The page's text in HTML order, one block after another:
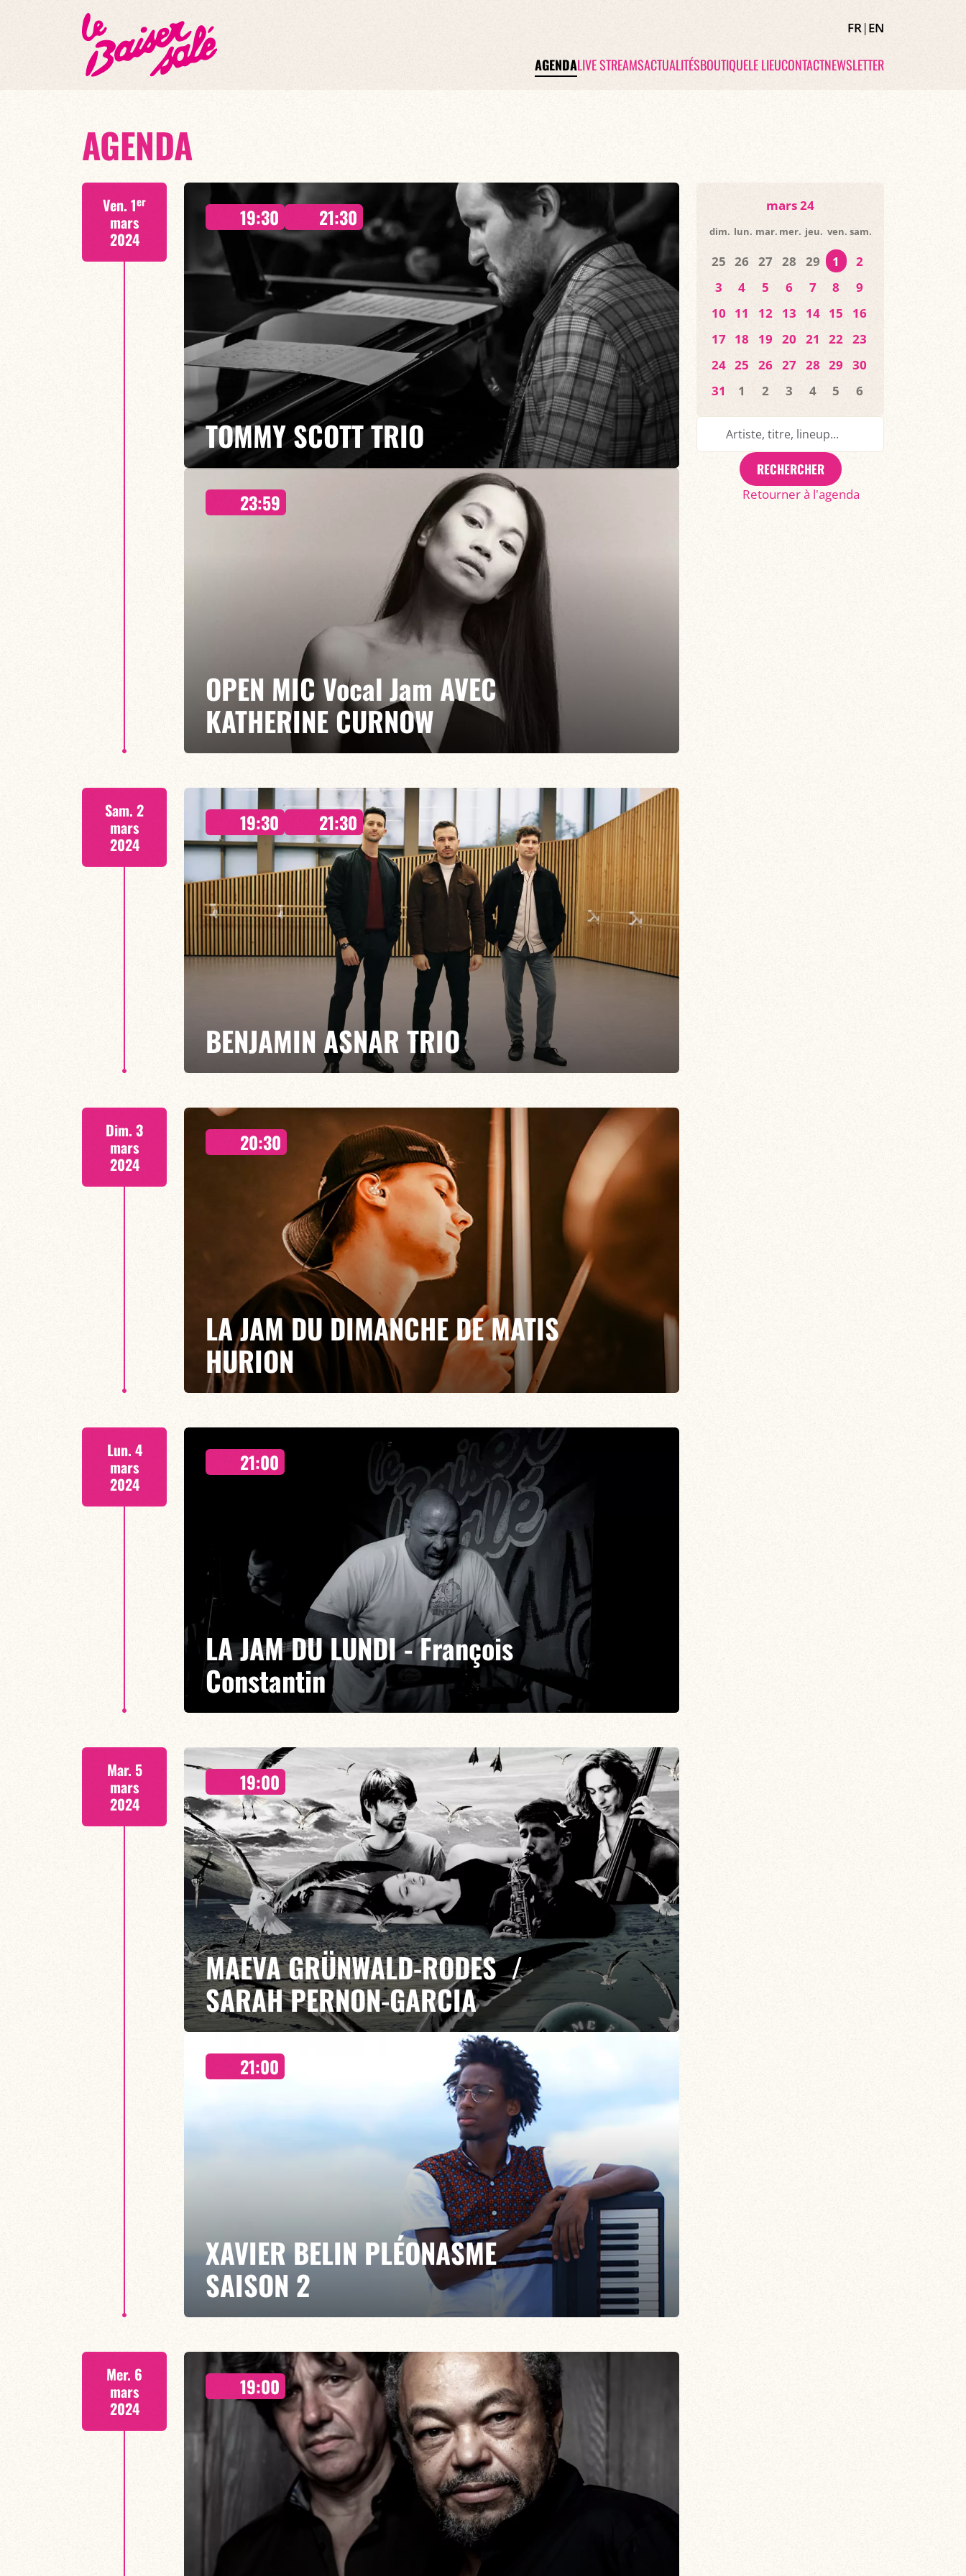
FR|EN
AGENDALIVE STREAMSACTUALITÉSBOUTIQUELE LIEUCONTACTNEWSLETTER
AGENDA
mars 24
dim. lun. mar. mer. jeu. ven. sam.
25 26 27 28 29 1
2
3
4 5 6 7 8
9
10
11 12 13 14 15
16
17 18 19 20 21 22 23
24 25 26 27 28 29
30
31
1 2 3 4 5 6
RECHERCHER
Retourner à l'agenda
Ven. 1er
mars
2024
19:30 21:30
TOMMY SCOTT TRIO
19H30 & 21H30
Un trio franco-britannique qui combines styles classique, rock, latin dans le jazz
23:59
OPEN MIC Vocal Jam AVEC
KATHERINE CURNOW
À PARTIR DE MINUIT
Sam. 2
mars
2024
19:30 21:30
BENJAMIN ASNAR TRIO
2 SÉANCES : 19H30 & 21H30
"Un disque surtout porté par de magnifiques mélodies." Jean-Charles Doukhan, TSF
Dim. 3
mars
2024
20:30
LA JAM DU DIMANCHE DE MATIS
HURION
Matis Hurion rejoint la team #PlaceAuxJeunes en animant une fois par mois la
fameuse jam du dimanche colorée, moderne et dynamique !
EN SAVOIR PLUS
Lun. 4
mars
2024
21:00
LA JAM DU LUNDI - François
Constantin
21h00
Laissez- vous séduire par la richesse musicale et l’ambiance profonde et chaleureuse
des Jam Du Lundi!!
EN SAVOIR PLUS
Mar. 5
mars
2024
19:00
MAEVA GRÜNWALD-RODES /
SARAH PERNON-GARCIA
présentent MADAME ÏTRÉMA - 19h00
La contrebassiste Maeva Grünwald-Rodes, fondatrice de l'octet de jazz Mamaveï, nous
emmène dans son univers onirique coloré et mouvant pour une année de résidence
21:00
XAVIER BELIN PLÉONASME
SAISON 2
INVITE THIERRY & JEAN-PHILIPPE FANFANT - 21h00
Après une première année de résidence qui a convaincu le public du Baiser Salé, la
nouvelle étoile du jazz caribéen Xavier Belin, entame une 2ème saison pour mettre à
l'honneur le jazz caribéen !
Mer. 6
mars
2024
19:00